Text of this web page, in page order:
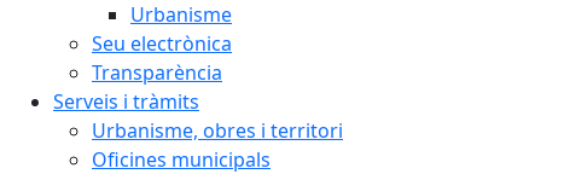
Urbanisme
Seu electrònica
Transparència
Serveis i tràmits
Urbanisme, obres i territori
Oficines municipals